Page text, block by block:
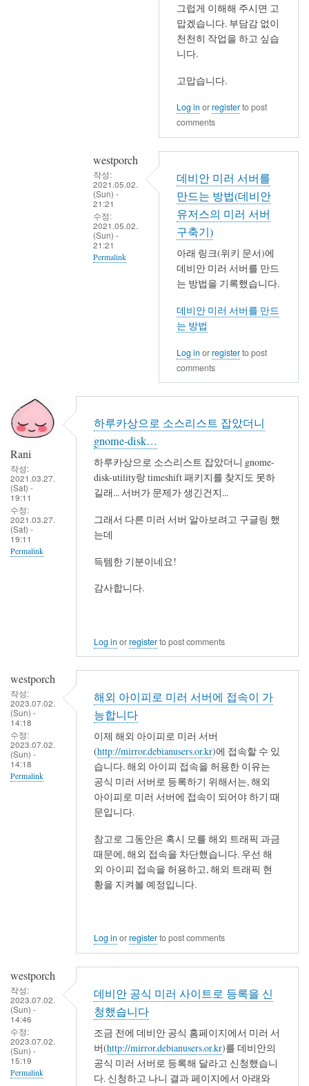
그럽게 이해해 주시면 고
맙겠습니다. 부담감 없이
천천히 작업을 하고 싶습
니다.
고맙습니다.
Log in orregisterto post
comments
westporch
작성:
2021.05.02.
(Sun) -
21:21
수정:
2021.05.02.
(Sun) -
21:21
Permalink
하
요.
by
세
벌
데비안 미러 서버를
만드는 방법(데비안
유저스의 미러 서버
구축기)
아래 링크(위키 문서)에
데비안 미러 서버를 만드
는 방법을 기록했습니다.
데비안 미러 서버를 만드
는 방법
Log in orregisterto post
comments
Rani
작성:
2021.03.27.
(Sat) -
19:11
수정:
2021.03.27.
(Sat) -
19:11
Permalink
하루카상으로 소스리스트 잡았더니
gnome-disk…
하루카상으로 소스리스트 잡았더니 gnome-
disk-utility랑 timeshift 패키지를 찾지도 못하
길래... 서버가 문제가 생긴건지...
그래서 다른 미러 서버 알아보려고 구글링 했
는데
득템한 기분이네요!
감사합니다.
Log in orregisterto post comments
westporch
작성:
2023.07.02.
(Sun) -
14:18
수정:
2023.07.02.
(Sun) -
14:18
Permalink
해외 아이피로 미러 서버에 접속이 가
능합니다
이제 해외 아이피로 미러 서버
(http://mirror.debianusers.or.kr)에 접속할 수 있
습니다. 해외 아이피 접속을 허용한 이유는
공식 미러 서버로 등록하기 위해서는, 해외
아이피로 미러 서버에 접속이 되어야 하기 때
문입니다.
참고로 그동안은 혹시 모를 해외 트래픽 과금
때문에, 해외 접속을 차단했습니다. 우선 해
외 아이피 접속을 허용하고, 해외 트래픽 현
황을 지켜볼 예정입니다.
Log in orregisterto post comments
westporch
작성:
2023.07.02.
(Sun) -
14:46
수정:
2023.07.02.
(Sun) -
15:19
Permalink
데비안 공식 미러 사이트로 등록을 신
청했습니다
조금 전에 데비안 공식 홈페이지에서 미러 서
버(http://mirror.debianusers.or.kr)를 데비안의
공식 미러 서버로 등록해 달라고 신청했습니
다. 신청하고 나니 결과 페이지에서 아래와